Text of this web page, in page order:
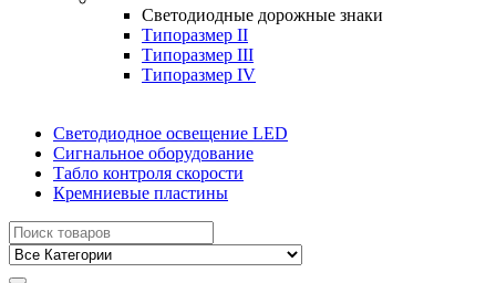
Светодиодные дорожные знаки
Типоразмер II
Типоразмер III
Типоразмер IV
Светодиодное освещение LED
Сигнальное оборудование
Табло контроля скорости
Кремниевые пластины
Найти: